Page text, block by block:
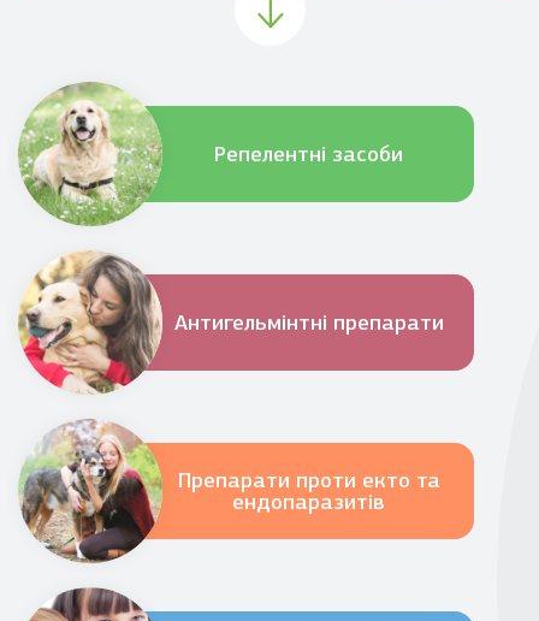
групи препаратів, що використовуються у
Репелентні засоби
Антигельмінтні препарати
Препарати проти екто та
ендопаразитів